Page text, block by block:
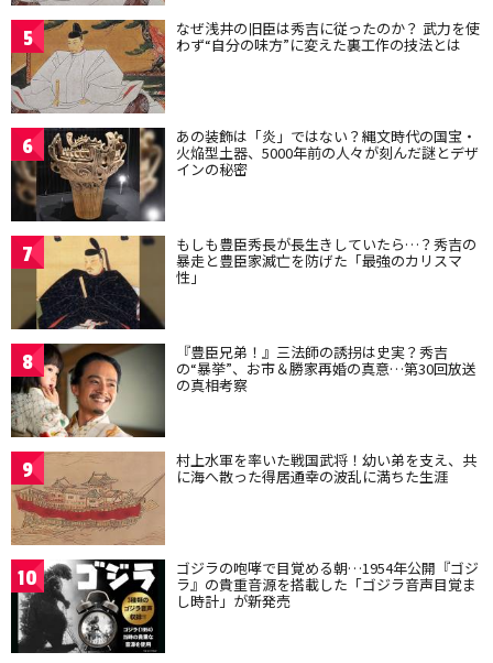
5 なぜ浅井の旧臣は秀吉に従ったのか？ 武力を使
わず“自分の味方”に変えた裏工作の技法とは
6 あの装飾は「炎」ではない？縄文時代の国宝・
火焔型土器、5000年前の人々が刻んだ謎とデザ
インの秘密
7 もしも豊臣秀長が長生きしていたら…？秀吉の
暴走と豊臣家滅亡を防げた「最強のカリスマ
性」
8 『豊臣兄弟！』三法師の誘拐は史実？秀吉
の“暴挙”、お市＆勝家再婚の真意…第30回放送
の真相考察
9 村上水軍を率いた戦国武将！幼い弟を支え、共
に海へ散った得居通幸の波乱に満ちた生涯
10 ゴジラの咆哮で目覚める朝…1954年公開『ゴジ
ラ』の貴重音源を搭載した「ゴジラ音声目覚ま
し時計」が新発売